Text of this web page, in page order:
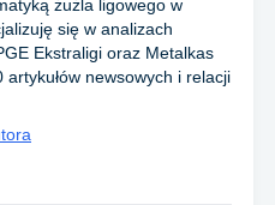
żużla ligowego w
się w analizach
Ekstraligi oraz Metalkas
newsowych i relacji